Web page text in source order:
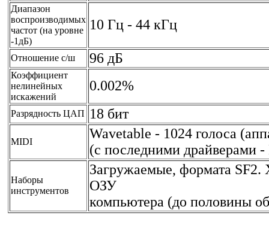
Диапазон
воспроизводимых
частот (на уровне
-1дБ)
10 Гц - 44 кГц
Отношение с/ш 96 дБ
Коэффициент
нелинейных
искажений
0.002%
Разрядность ЦАП 18 бит
MIDI
Wavetable - 1024 голоса
(с последними драйверами
Наборы
инструментов
Загружаемые, формата SF2.
ОЗУ
компьютера (до половины